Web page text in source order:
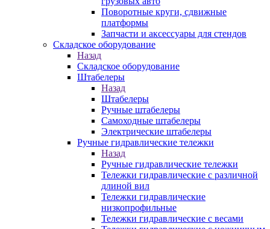
Поворотные круги, сдвижные
платформы
Запчасти и аксессуары для стендов
Складское оборудование
Назад
Складское оборудование
Штабелеры
Назад
Штабелеры
Ручные штабелеры
Самоходные штабелеры
Электрические штабелеры
Ручные гидравлические тележки
Назад
Ручные гидравлические тележки
Тележки гидравлические с различной
длиной вил
Тележки гидравлические
низкопрофильные
Тележки гидравлические с весами